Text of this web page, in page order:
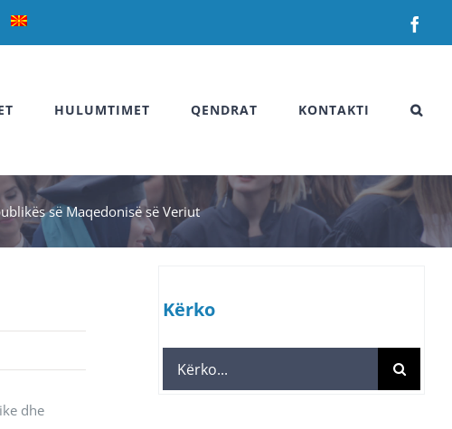
HULUMTIMET QENDRAT KONTAKTI
së Maqedonisë së Veriut
dhe
Kërko
Search
for: